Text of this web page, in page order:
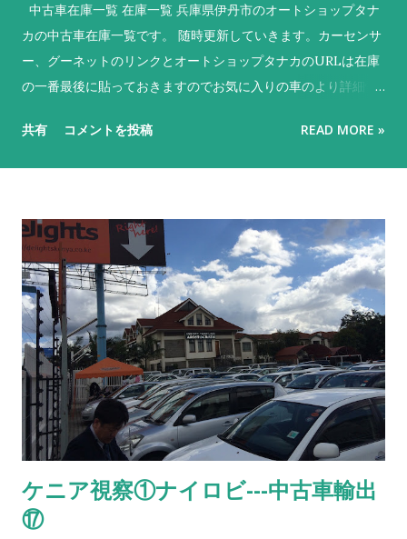
中古車在庫一覧 在庫一覧 兵庫県伊丹市のオートショップタナ
カの中古車在庫一覧です。 随時更新していきます。カーセンサ
ー、グーネットのリンクとオートショップタナカのURLは在庫
の一番最後に貼っておきますのでお気に入りの車のより詳細情
色 特徴 1 デイズ ニッサン 黒 売約済 H28、５万キロ！ 2 ek
H28年！ 5 フレアワゴン マツダ 白 上位モデルの カスタムス
タイル！背高スライドドア！ 6 デイズルークス ニッサン 黒
NEW‼ 背高両側電動スライド！２年車検付！ 7 デイズ ニッ
サン 銀 走行６万キロ！ 8 ピクシスエポック トヨタ 白 走行
５万キロ！車検もたっぷり！商用にも私用にも！ 9 クリッパー
ニッサン 銀 NEW‼ 軽商用バン！お仕事の車お探しの方 10 デ
イズ ニッサン 黒 H29、ナビ、TV、ドライブレコーダー！ 11
フリード ホンダ 銀 希少な8人乗り！両側スライドドア！ 12 N-
BOX スズキ 薄青 車椅子仕様で後席付き！通常車両としてもス
でお求めやすい値段！ 14 エブリィ スズキ 白 売約済 人気の
軽商用バン！ 15 タント ダイハツ 金 売約済 スライドドアで絶
共有 コメントを投稿 READ MORE »
ケニア視察①ナイロビ---中古車輸出
⑰